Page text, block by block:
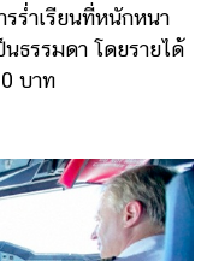
ร่ำเรียนที่หนักหนา
ธรรมดา โดยรายได้
บาท